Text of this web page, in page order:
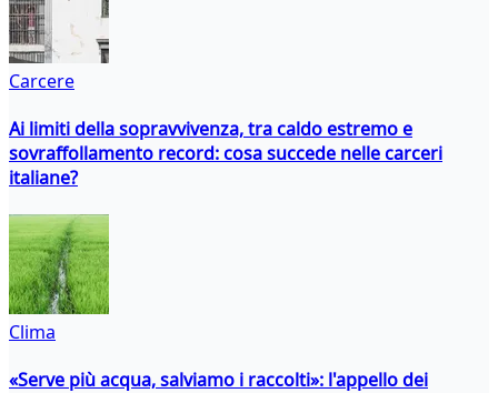
Carcere
Ai limiti della sopravvivenza, tra caldo estremo e
sovraffollamento record: cosa succede nelle carceri
italiane?
Clima
«Serve più acqua, salviamo i raccolti»: l'appello dei